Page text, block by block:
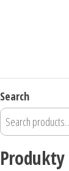
Search
Produkty